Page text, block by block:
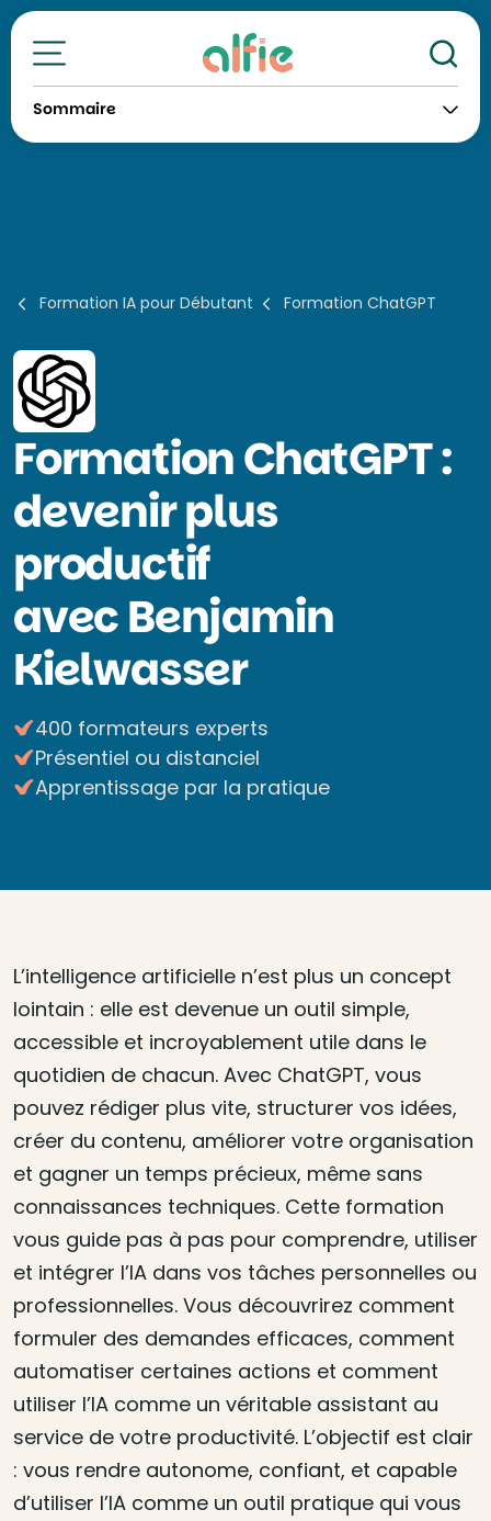
Toutes nos formations
Sommaire
Formation IA pour Débutant Formation ChatGPT
FormationChatGPT :
devenir plus
productif
avec Benjamin
Kielwasser
400 formateurs experts
Présentiel ou distanciel
Apprentissage par la pratique
L’intelligence artificielle n’est plus un concept
lointain : elle est devenue un outil simple,
accessible et incroyablement utile dans le
quotidien de chacun. Avec ChatGPT, vous
pouvez rédiger plus vite, structurer vos idées,
créer du contenu, améliorer votre organisation
et gagner un temps précieux, même sans
connaissances techniques. Cette formation
vous guide pas à pas pour comprendre, utiliser
et intégrer l’IA dans vos tâches personnelles ou
professionnelles. Vous découvrirez comment
formuler des demandes efficaces, comment
automatiser certaines actions et comment
utiliser l’IA comme un véritable assistant au
service de votre productivité. L’objectif est clair
: vous rendre autonome, confiant, et capable
d’utiliser l’IA comme un outil pratique qui vous